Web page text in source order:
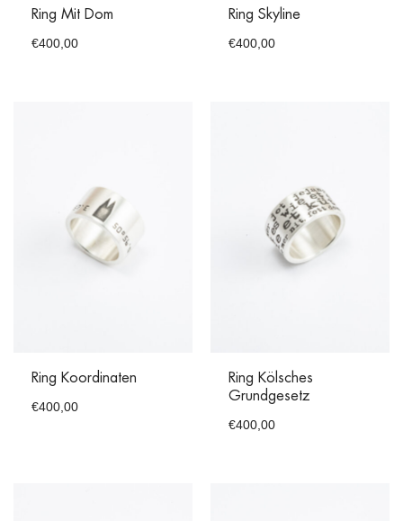
Ring Mit Dom
€400,00
Ring Skyline
€400,00
Ring Koordinaten
€400,00
Ring Kölsches
Grundgesetz
€400,00